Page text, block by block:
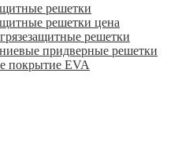
решетки
решетки цена
решетки
придверные решетки
покрытие EVA